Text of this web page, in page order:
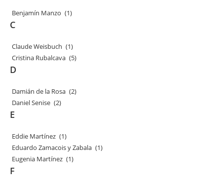
Benjamín Manzo (1)
C
Claude Weisbuch (1)
Cristina Rubalcava (5)
D
Damián de la Rosa (2)
Daniel Senise (2)
E
Eddie Martínez (1)
Eduardo Zamacois y Zabala (1)
Eugenia Martínez (1)
F